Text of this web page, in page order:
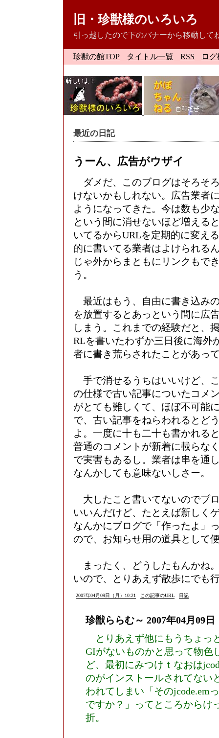
旧・珍獣様のいろいろ
引っ越したので下のバナーから移動して
珍獣の館TOP タイトル一覧 RSS ロ
最近の日記
うーん、広告がウザイ
ダメだ、このブログはそろそ
けないかもしれない。広告業者
ようになってきた。今は数も少
という間に消せないほど増える
いてるからURLを定期的に変え
的に書いてる業者はよけられる
じゃ外からまともにリンクもで
う。
最近はもう、自由に書き込み
を放置するとあっという間に広
しまう。これまでの経験だと、
RLを書いたわずか三日後に海外
者に書き荒らされたことがあっ
手で消せるうちはいいけど、
の仕様で古い記事についたコメ
がとても難しくて、ほぼ不可能
で、古い記事をねらわれるとど
よ。一度に十も二十も書かれる
普通のコメントが新着に載らな
で実害もあるし。業者は串を通
なんかしても意味ないしさー。
大したこと書いてないのでブ
いいんだけど、たとえば新しく
なんかにブログで「作ったよ」
ので、お知らせ用の道具として
まったく、どうしたもんかね
いので、とりあえず散歩にでも
2007年04月09日（月）10:21 この記事のURL 日記
珍獣ららむ～ 2007年04月09
とりあえず他にもうちょっ
GIがないものかと思って物色
ど、最初にみつけｔなおは
のがインストールされてない
われてしまい「そのjcode.em
ですか？」ってところからけ
折。